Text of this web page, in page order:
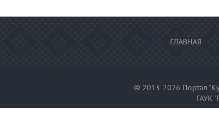
ГЛАВНАЯ
© 2013-2026 Портал
ГАУК